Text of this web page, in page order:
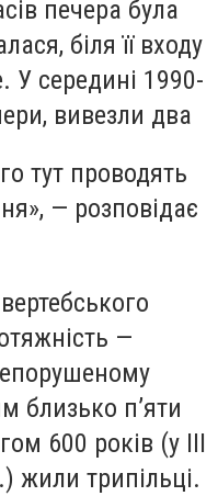
печера була
біля її входу
У середині 1990-
вивезли два
тут проводять
— розповідає
—
близько п’яти
600 років (у IІІ
жили трипільці.